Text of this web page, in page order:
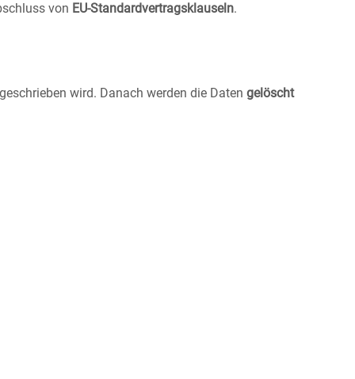
von EU-Standardvertragsklauseln.
wird. Danach werden die Daten gelöscht